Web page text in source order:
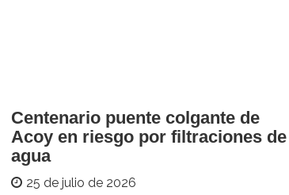
Centenario puente colgante de
Acoy en riesgo por filtraciones de
agua
25 de julio de 2026